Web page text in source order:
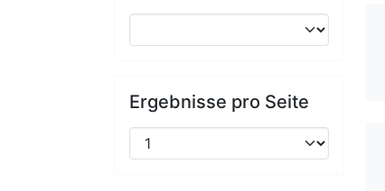
Ergebnisse pro Seite